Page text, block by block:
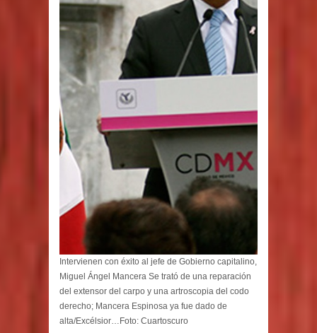
Intervienen con éxito al jefe de Gobierno capitalino,
Miguel Ángel Mancera Se trató de una reparación
del extensor del carpo y una artroscopia del codo
derecho; Mancera Espinosa ya fue dado de
alta/Excélsior…Foto: Cuartoscuro